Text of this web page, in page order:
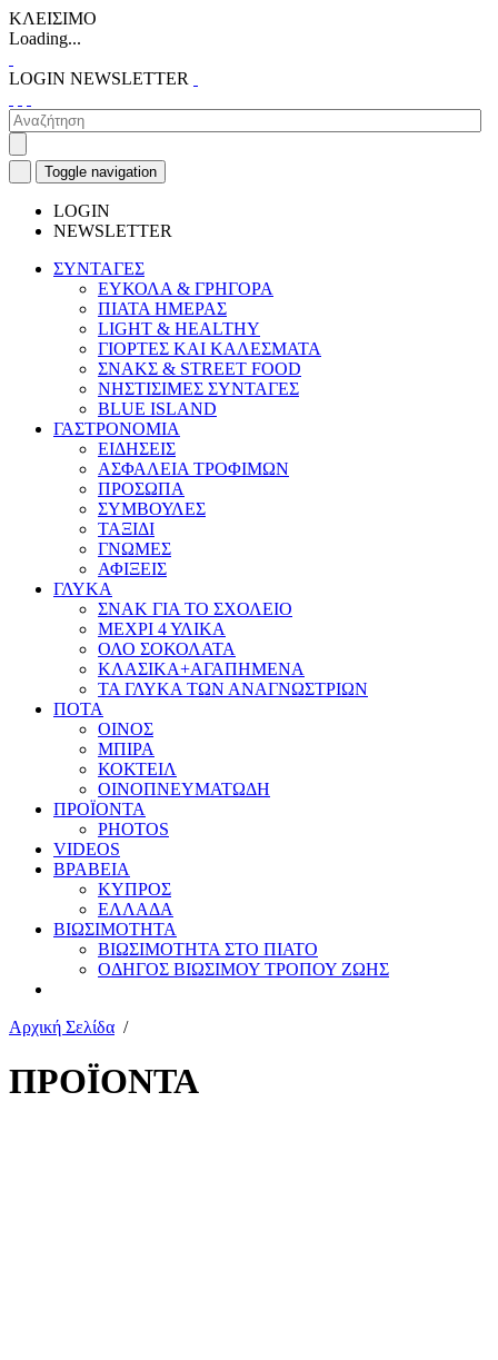
ΚΛΕΙΣΙΜΟ
Loading...
LOGIN NEWSLETTER
Toggle navigation
LOGIN
NEWSLETTER
ΣΥΝΤΑΓΕΣ
ΕΥΚΟΛΑ & ΓΡΗΓΟΡΑ
ΠΙΑΤΑ ΗΜΕΡΑΣ
LIGHT & HEALTHY
ΓΙΟΡΤΕΣ ΚΑΙ ΚΑΛΕΣΜΑΤΑ
ΣΝΑΚΣ & STREET FOOD
ΝΗΣΤΙΣΙΜΕΣ ΣΥΝΤΑΓΕΣ
BLUE ISLAND
ΓΑΣΤΡΟΝΟΜΙΑ
ΕΙΔΗΣΕΙΣ
ΑΣΦΑΛΕΙΑ ΤΡΟΦΙΜΩΝ
ΠΡΟΣΩΠΑ
ΣΥΜΒΟΥΛΕΣ
ΤΑΞΙΔΙ
ΓΝΩΜΕΣ
ΑΦΙΞΕΙΣ
ΓΛΥΚΑ
ΣΝΑΚ ΓΙΑ ΤΟ ΣΧΟΛΕΙΟ
ΜΕΧΡΙ 4 ΥΛΙΚΑ
ΟΛΟ ΣΟΚΟΛΑΤΑ
ΚΛΑΣΙΚΑ+ΑΓΑΠΗΜΕΝΑ
ΤΑ ΓΛΥΚΑ ΤΩΝ ΑΝΑΓΝΩΣΤΡΙΩΝ
ΠΟΤΑ
ΟΙΝΟΣ
ΜΠΙΡΑ
ΚΟΚΤΕΙΛ
ΟΙΝΟΠΝΕΥΜΑΤΩΔΗ
ΠΡΟΪΟΝΤΑ
PHOTOS
VIDEOS
ΒΡΑΒΕΙΑ
ΚΥΠΡΟΣ
ΕΛΛΑΔΑ
ΒΙΩΣΙΜΟΤΗΤΑ
ΒΙΩΣΙΜΟΤΗΤΑ ΣΤΟ ΠΙΑΤΟ
ΟΔΗΓΟΣ ΒΙΩΣΙΜΟΥ ΤΡΟΠΟΥ ΖΩΗΣ
Αρχική Σελίδα /
ΠΡΟΪΟΝΤΑ